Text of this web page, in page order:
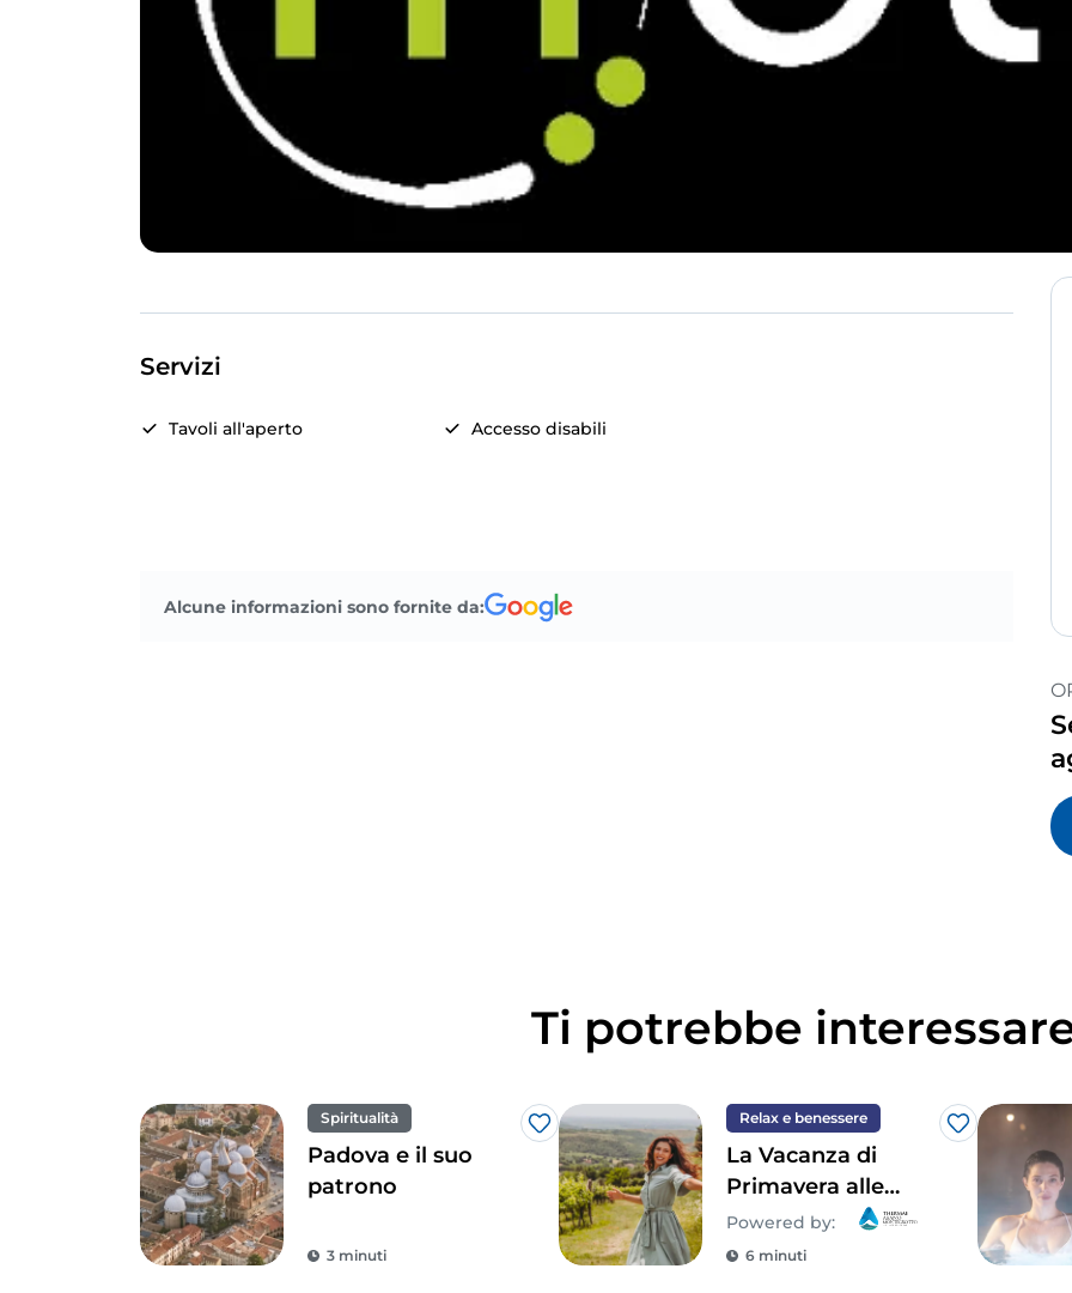
Servizi
Tavoli all'aperto Accesso disabili
Alcune informazioni sono fornite da:
Ti potrebbe
Spiritualità
Like
Padova e il suo
patrono
3 minuti
Relax e benessere
Like
La Vacanza di
Primavera alle
Terme di Abano e
Montegrotto, in
Powered by:
6 minuti